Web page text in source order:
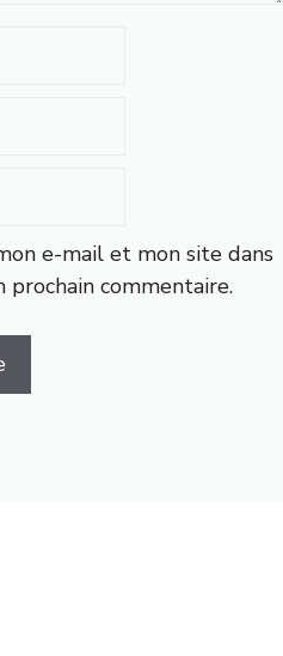
e-mail et mon site dans
commentaire.